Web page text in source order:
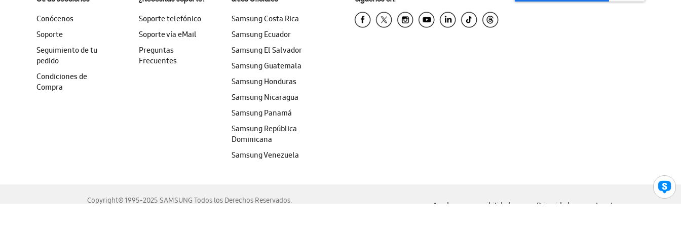
Conócenos
Soporte
Seguimiento de tu
pedido
Condiciones de
Compra
Soporte telefónico
Soporte vía eMail
Preguntas
Frecuentes
Samsung Costa Rica
Samsung Ecuador
Samsung El Salvador
Samsung Guatemala
Samsung Honduras
Samsung Nicaragua
Samsung Panamá
Samsung República
Dominicana
Samsung Venezuela
Copyright© 1995-2025 SAMSUNG Todos los Derechos Reservados.
Ayuda para accesibilidad Privacidad Legal